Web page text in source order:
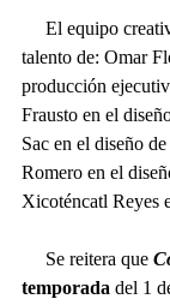
talento de: Omar
producción
Frausto en el
Sac en el diseño
Romero en el
Xicoténcatl Reyes
     Se reitera que
temporada del 1